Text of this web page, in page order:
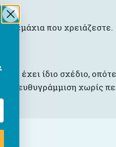
τεμάχια που χρειάζεστε.
έχει ίδιο σχέδιο,
ευθυγράμμιση χωρίς